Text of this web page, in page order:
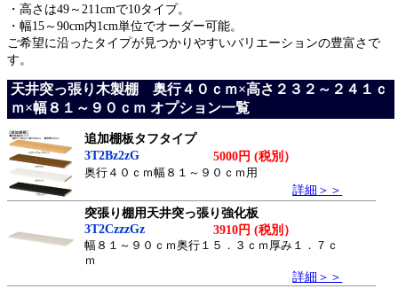
・高さは49～211cmで10タイプ。
・幅15～90cm内1cm単位でオーダー可能。
ご希望に沿ったタイプが見つかりやすいバリエーションの豊富さで
す。
天井突っ張り木製棚 奥行４０ｃｍ×高さ２３２～２４１ｃ
ｍ×幅８１～９０ｃｍ オプション一覧
追加棚板タフタイプ
3T2Bz2zG
5000円 (税別）
奥行４０ｃｍ幅８１～９０ｃｍ用
詳細＞＞
突張り棚用天井突っ張り強化板
3T2CzzzGz
3910円 (税別）
幅８１～９０ｃｍ奥行１５．３ｃｍ厚み１．７ｃ
ｍ
詳細＞＞